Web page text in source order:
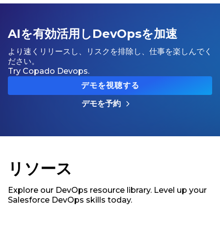
AIを有効活用しDevOpsを加速
より速くリリースし、リスクを排除し、仕事を楽しんでく
ださい。
Try Copado Devops.
デモを視聴する
デモを予約
リソース
Explore our DevOps resource library. Level up your
Salesforce DevOps skills today.